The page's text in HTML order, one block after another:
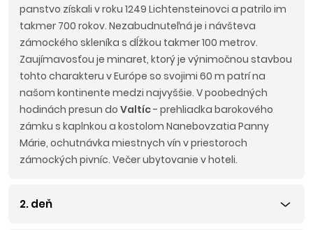
panstvo získali v roku 1249 Lichtensteinovci a patrilo im
takmer 700 rokov. Nezabudnuteľná je i návšteva
zámockého skleníka s dĺžkou takmer 100 metrov.
Zaujímavosťou je minaret, ktorý je výnimočnou stavbou
tohto charakteru v Európe so svojimi 60 m patrí na
našom kontinente medzi najvyššie. V poobedných
hodinách presun do Valtíc- prehliadka barokového
zámku s kaplnkou a kostolom Nanebovzatia Panny
Márie, ochutnávka miestnych vín v priestoroch
zámockých pivníc. Večer ubytovanie v hoteli.
2. deň